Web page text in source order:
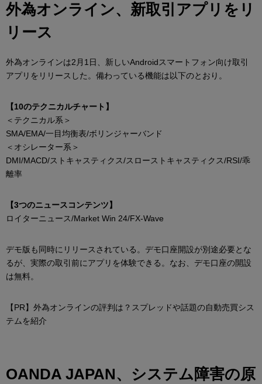
外為オンライン、新取引アプリをリ
リース
外為オンラインは2月1日、新しいAndroidスマートフォン向け取引
アプリをリリースした。備わっている機能は以下のとおり。
【10のテクニカルチャート】
＜テクニカル系＞
SMA/EMA/一目均衡表/ボリンジャーバンド
＜オシレーター系＞
DMI/MACD/ストキャスティクス/スローストキャスティクス/RSI/乖
離率
【3つのニュースコンテンツ】
ロイターニュース/Market Win 24/FX-Wave
デモ版も同時にリリースされている。デモ口座開設が別途必要とな
るが、実際の取引前にアプリを体験できる。なお、デモ口座の開設
は無料。
【PR】外為オンラインの評判は？スプレッドや話題の自動売買シス
テムを紹介
OANDA JAPAN、システム障害の原